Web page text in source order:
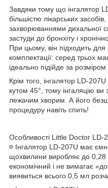
Завдяки тому що інгалятор
більшістю лікарських
захворюваннями дихальної
застуди до бронхіту і
При цьому, він підходить для
комплектації: серед трьох
ідеально підійде за
Крім того, інгалятор LD-
кутом 45°, тому інгаляцію
лежачим хворим. А його
процедуру навіть спить!
Особливості Little Doctor LD-
¤ Інгалятор LD-207U має
щохвилини виробляє до 0,28
економічний і не вимагає
виявиться всього 0,5 мл